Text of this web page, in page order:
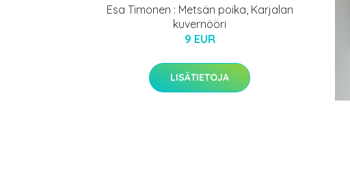
Esa Timonen : Metsän poika, Karjalan
kuvernööri
9 EUR
LISÄTIETOJA